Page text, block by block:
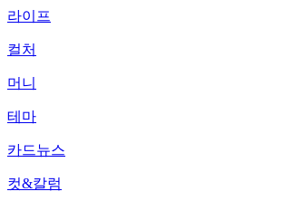
라이프
컬처
머니
테마
카드뉴스
컷&칼럼